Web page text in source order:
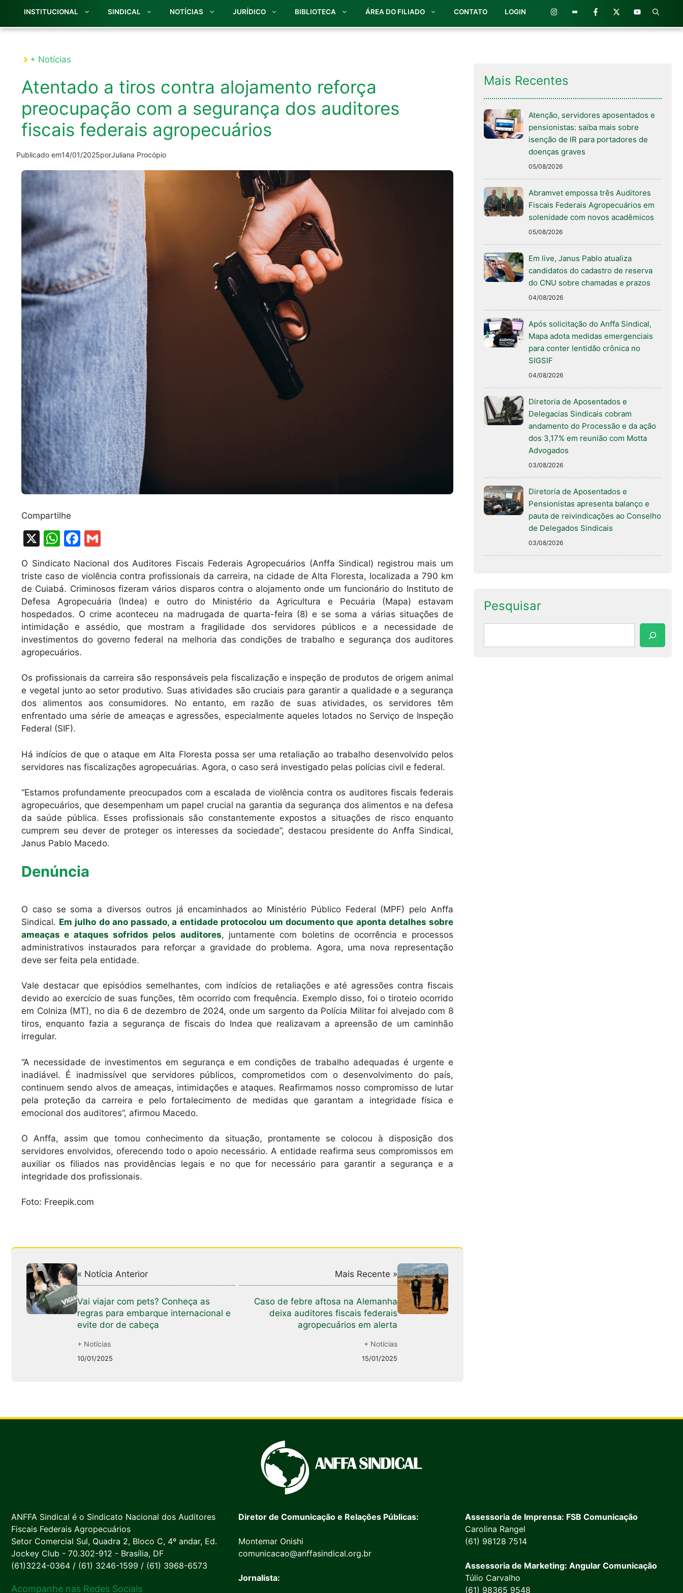
INSTITUCIONAL SINDICAL NOTÍCIAS JURÍDICO BIBLIOTECA ÁREA DO FILIADO CONTATO LOGIN
+ Notícias
Atentado a tiros contra alojamento reforça
preocupação com a segurança dos auditores
fiscais federais agropecuários
Publicado em14/01/2025porJuliana Procópio
Compartilhe
X
W
at
s
A
p
p
F
c
e
b
o
o
k
m
ai
l
O Sindicato Nacional dos Auditores Fiscais Federais Agropecuários (Anffa Sindical) registrou mais um
triste caso de violência contra profissionais da carreira, na cidade de Alta Floresta, localizada a 790 km
de Cuiabá. Criminosos fizeram vários disparos contra o alojamento onde um funcionário do Instituto de
Defesa Agropecuária (Indea) e outro do Ministério da Agricultura e Pecuária (Mapa) estavam
hospedados. O crime aconteceu na madrugada de quarta-feira (8) e se soma a várias situações de
intimidação e assédio, que mostram a fragilidade dos servidores públicos e a necessidade de
investimentos do governo federal na melhoria das condições de trabalho e segurança dos auditores
agropecuários.
Os profissionais da carreira são responsáveis pela fiscalização e inspeção de produtos de origem animal
e vegetal junto ao setor produtivo. Suas atividades são cruciais para garantir a qualidade e a segurança
dos alimentos aos consumidores. No entanto, em razão de suas atividades, os servidores têm
enfrentado uma série de ameaças e agressões, especialmente aqueles lotados no Serviço de Inspeção
Federal (SIF).
Há indícios de que o ataque em Alta Floresta possa ser uma retaliação ao trabalho desenvolvido pelos
servidores nas fiscalizações agropecuárias. Agora, o caso será investigado pelas polícias civil e federal.
“Estamos profundamente preocupados com a escalada de violência contra os auditores fiscais federais
agropecuários, que desempenham um papel crucial na garantia da segurança dos alimentos e na defesa
da saúde pública. Esses profissionais são constantemente expostos a situações de risco enquanto
cumprem seu dever de proteger os interesses da sociedade”, destacou presidente do Anffa Sindical,
Janus Pablo Macedo.
Denúncia
O caso se soma a diversos outros já encaminhados ao Ministério Público Federal (MPF) pelo Anffa
Sindical. Em julho do ano passado, a entidade protocolou um documento que aponta detalhes sobre
ameaças e ataques sofridos pelos auditores, juntamente com boletins de ocorrência e processos
administrativos instaurados para reforçar a gravidade do problema. Agora, uma nova representação
deve ser feita pela entidade.
Vale destacar que episódios semelhantes, com indícios de retaliações e até agressões contra fiscais
devido ao exercício de suas funções, têm ocorrido com frequência. Exemplo disso, foi o tiroteio ocorrido
em Colniza (MT), no dia 6 de dezembro de 2024, onde um sargento da Polícia Militar foi alvejado com 8
tiros, enquanto fazia a segurança de fiscais do Indea que realizavam a apreensão de um caminhão
irregular.
“A necessidade de investimentos em segurança e em condições de trabalho adequadas é urgente e
inadiável. É inadmissível que servidores públicos, comprometidos com o desenvolvimento do país,
continuem sendo alvos de ameaças, intimidações e ataques. Reafirmamos nosso compromisso de lutar
pela proteção da carreira e pelo fortalecimento de medidas que garantam a integridade física e
emocional dos auditores”, afirmou Macedo.
O Anffa, assim que tomou conhecimento da situação, prontamente se colocou à disposição dos
servidores envolvidos, oferecendo todo o apoio necessário. A entidade reafirma seus compromissos em
auxiliar os filiados nas providências legais e no que for necessário para garantir a segurança e a
integridade dos profissionais.
Foto: Freepik.com
« Notícia Anterior
Vai viajar com pets? Conheça as
regras para embarque internacional e
evite dor de cabeça
+ Notícias
10/01/2025
Mais Recente »
Caso de febre aftosa na Alemanha
deixa auditores fiscais federais
agropecuários em alerta
+ Notícias
15/01/2025
Mais Recentes
Atenção, servidores aposentados e
pensionistas: saiba mais sobre
isenção de IR para portadores de
doenças graves
05/08/2026
Abramvet empossa três Auditores
Fiscais Federais Agropecuários em
solenidade com novos acadêmicos
05/08/2026
Em live, Janus Pablo atualiza
candidatos do cadastro de reserva
do CNU sobre chamadas e prazos
04/08/2026
Após solicitação do Anffa Sindical,
Mapa adota medidas emergenciais
para conter lentidão crônica no
SIGSIF
04/08/2026
Diretoria de Aposentados e
Delegacias Sindicais cobram
andamento do Processão e da ação
dos 3,17% em reunião com Motta
Advogados
03/08/2026
Diretoria de Aposentados e
Pensionistas apresenta balanço e
pauta de reivindicações ao Conselho
de Delegados Sindicais
03/08/2026
Pesquisar
ANFFA Sindical é o Sindicato Nacional dos Auditores
Fiscais Federais Agropecuários
Setor Comercial Sul, Quadra 2, Bloco C, 4º andar, Ed.
Jockey Club - 70.302-912 - Brasília, DF
(61)3224-0364 / (61) 3246-1599 / (61) 3968-6573
Acompanhe nas Redes Sociais
Diretor de Comunicação e Relações Públicas:
Montemar Onishi
comunicacao@anffasindical.org.br
Jornalista:
Assessoria de Imprensa: FSB Comunicação
Carolina Rangel
(61) 98128 7514
Assessoria de Marketing: Angular Comunicação
Túlio Carvalho
(61) 98365 9548